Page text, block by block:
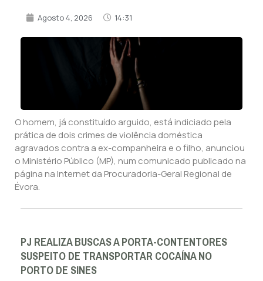
Agosto 4, 2026 14:31
O homem, já constituído arguido, está indiciado pela
prática de dois crimes de violência doméstica
agravados contra a ex-companheira e o filho, anunciou
o Ministério Público (MP), num comunicado publicado na
página na Internet da Procuradoria-Geral Regional de
Évora.
PJ REALIZA BUSCAS A PORTA-CONTENTORES
SUSPEITO DE TRANSPORTAR COCAÍNA NO
PORTO DE SINES